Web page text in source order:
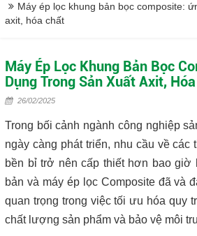
Xưởng sản xuất máy ép bùn trục vít uy tín
Tại sao nên mua máy ép bùn trục vít
Lược rác đầu nguồn
Máy lược rác thô – giải pháp loại bỏ rác
xử lý nước thải
Giá máy ép bùn 2026 – Báo giá chi tiết
Bơm màng ARO 1 inch thân nhựa | Hàng
Máy ép lọc khung bản bọc composite:
axit, hóa chất
Máy Ép Lọc Khung Bản Bọc
Dụng Trong Sản Xuất Axit,
26/02/2025
Trong bối cảnh ngành công nghiệp
ngày càng phát triển, nhu cầu về các
bền bỉ trở nên cấp thiết hơn bao giờ
bản và máy ép lọc Composite đã và
quan trọng trong việc tối ưu hóa quy
chất lượng sản phẩm và bảo vệ môi